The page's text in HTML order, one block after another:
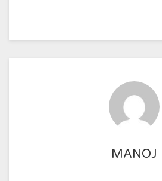
MANOJ